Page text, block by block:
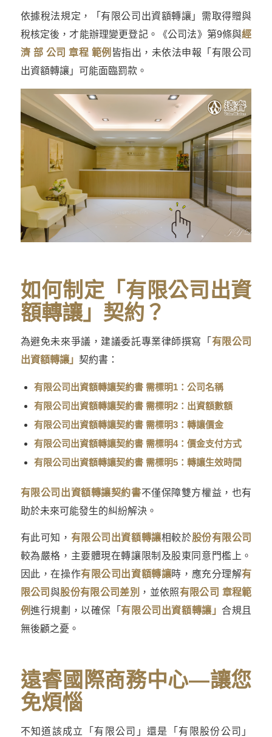
依據稅法規定，「有限公司出資額轉讓」需取得贈與
稅核定後，才能辦理變更登記。《公司法》第9條與經
濟 部 公司 章程 範例 皆指出，未依法申報「有限公司
出資額轉讓」可能面臨罰款。
如何制定「有限公司出資
額轉讓」契約？
為避免未來爭議，建議委託專業律師撰寫「 有限公司
出資額轉讓」 契約書：
有限公司出資額轉讓契約書 需標明1：公司名稱
有限公司出資額轉讓契約書 需標明2：出資額數額
有限公司出資額轉讓契約書 需標明3：轉讓價金
有限公司出資額轉讓契約書 需標明4：價金支付方式
有限公司出資額轉讓契約書 需標明5：轉讓生效時間
有限公司出資額轉讓契約書不僅保障雙方權益，也有
助於未來可能發生的糾紛解決。
有此可知， 有限公司出資額轉讓相較於股份有限公司
較為嚴格，主要體現在轉讓限制及股東同意門檻上。
因此，在操作有限公司出資額轉讓時，應充分理解有
限公司 與股份有限公司差別 ，並依照有限公司 章程範
例進行規劃，以確保「有限公司出資額轉讓」合規且
無後顧之憂。
遠睿國際商務中心—讓您
免煩惱
不知道該成立「有限公司」還是「有限股份公司」